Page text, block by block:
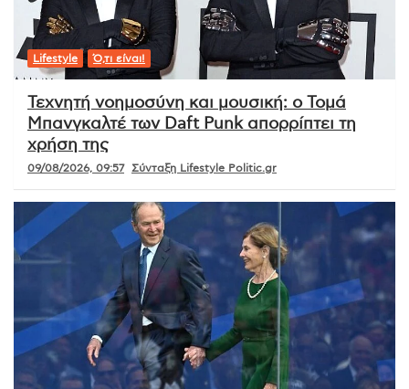
Lifestyle Ό,τι είναι!
Τεχνητή νοημοσύνη και μουσική: ο Τομά
Μπανγκαλτέ των Daft Punk απορρίπτει τη
χρήση της
09/08/2026, 09:57 Σύνταξη Lifestyle Politic.gr